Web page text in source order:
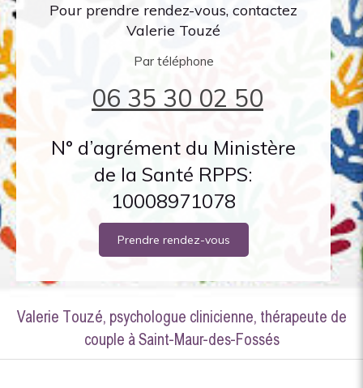
Pour prendre rendez-vous, contactez
Valerie Touzé
Par téléphone
06 35 30 02 50
N° d’agrément du Ministère
de la Santé RPPS:
10008971078
Prendre rendez-vous
Valerie Touzé, psychologue clinicienne, thérapeute de
couple à Saint-Maur-des-Fossés